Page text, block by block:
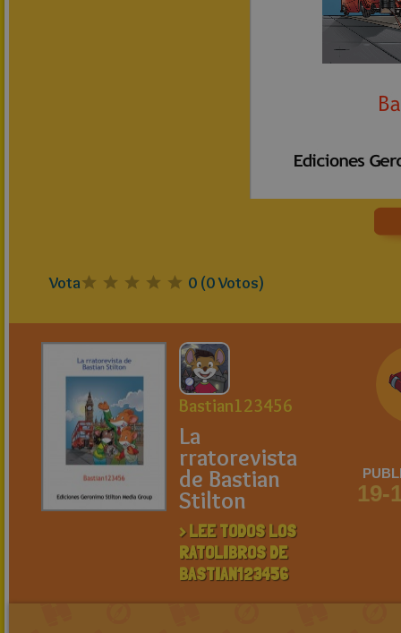
Vota 0 (0Votos)
Bastian123456
La
rratorevista
de Bastian
Stilton
> LEE TODOS LOS
RATOLIBROS DE
BASTIAN123456
19-